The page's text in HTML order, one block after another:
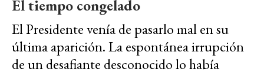
El tiempo congelado
El Presidente venía de pasarlo mal en su
última aparición. La espontánea irrupción
de un desafiante desconocido lo había